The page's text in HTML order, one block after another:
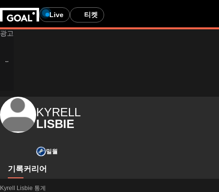
Live 티켓
KYRELL
LISBIE
밀월
기록커리어
Kyrell Lisbie 통계